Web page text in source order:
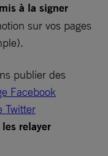
à la signer
sur vos pages
publier des
Facebook
Twitter
les relayer